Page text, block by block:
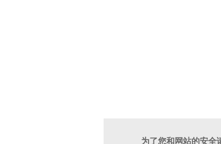
为了您和网站的安全